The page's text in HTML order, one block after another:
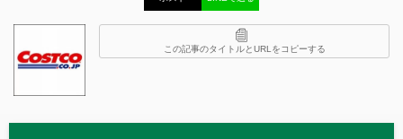
この記事のタイトルとURLをコピーする